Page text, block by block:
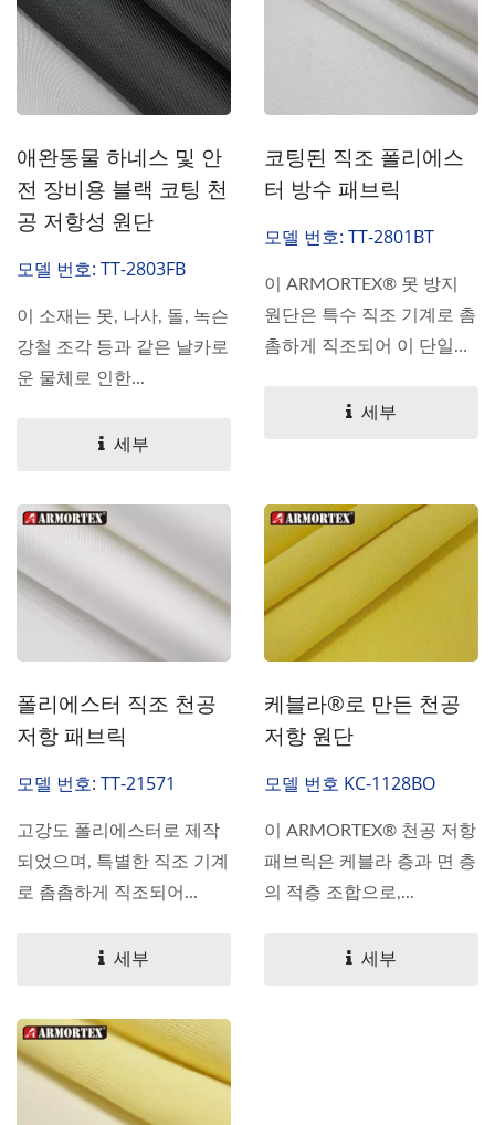
애완동물 하네스 및 안
전 장비용 블랙 코팅 천
공 저항성 원단
모델 번호: TT-2803FB
이 소재는 못, 나사, 돌, 녹슨
강철 조각 등과 같은 날카로
운 물체로 인한...
세부
코팅된 직조 폴리에스
터 방수 패브릭
모델 번호: TT-2801BT
이 ARMORTEX® 못 방지
원단은 특수 직조 기계로 촘
촘하게 직조되어 이 단일
세부
폴리에스터 직조 천공
저항 패브릭
모델 번호: TT-21571
고강도 폴리에스터로 제작
되었으며, 특별한 직조 기계
로 촘촘하게 직조되어...
세부
케블라®로 만든 천공
저항 원단
모델 번호 KC-1128BO
이 ARMORTEX® 천공 저항
패브릭은 케블라 층과 면 층
의 적층 조합으로,...
세부